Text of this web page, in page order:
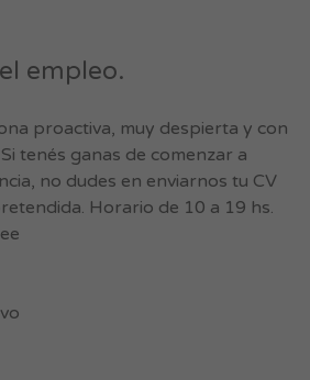
empleo.
proactiva, muy despierta y con
tenés ganas de comenzar a
no dudes en enviarnos tu CV
Horario de 10 a 19 hs.